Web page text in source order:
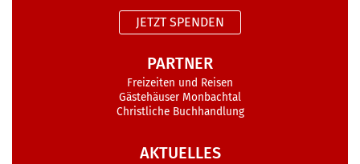
JETZT SPENDEN
PARTNER
Freizeiten und Reisen
Gästehäuser Monbachtal
Christliche Buchhandlung
AKTUELLES